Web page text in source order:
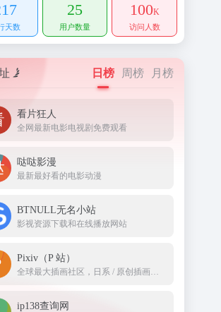
天数
25
用户数量
100K
访问人数
日榜 周榜 月榜
看片狂人
全网最新电影电视剧免费观看
哒哒影漫
最新最好看的电影动漫
BTNULL无名小站
影视资源下载和在线播放网站
Pixiv（P 站）
ip138查询网